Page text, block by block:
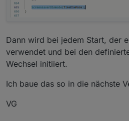
Dann wird bei jedem Start, der
verwendet und bei den
Wechsel initiiert.
Ich baue das so in die nächste
VG